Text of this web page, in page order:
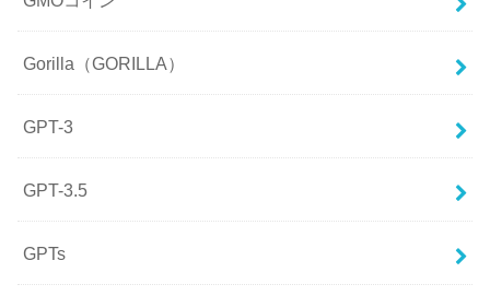
Gorilla（GORILLA）
GPT-3
GPT-3.5
GPTs